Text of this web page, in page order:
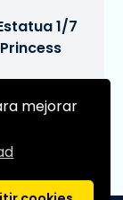
mejorar
1/7